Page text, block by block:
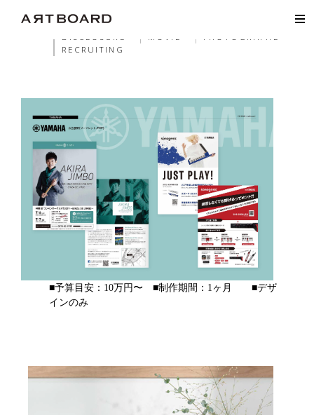
ALL WEB HP
GRAPHIC
DISCLOSURE
MOVIE
PHOTOGRAPHE
RECRUITING
■予算目安：10万円〜 ■制作期間：1ヶ月 ■デザ
インのみ